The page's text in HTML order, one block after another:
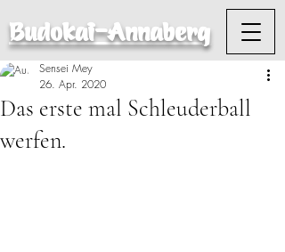
Budokai-Annaberg
Das erste mal Schleuderball
werfen.
Sensei Mey
26. Apr. 2020